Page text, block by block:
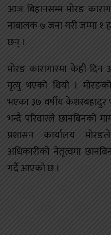
आज बिहानसम्म मोरङ
नाबालक ७ जना गरी जम्मा १
छन् ।
मोरङ कारागारमा केही
मृत्यु भएको थियो ।
भएका ३७ वर्षीय
भन्दै परिवारले छानबिनको
प्रशासन कार्यालय
अधिकारीको नेतृत्वमा
गर्दै आएको छ ।